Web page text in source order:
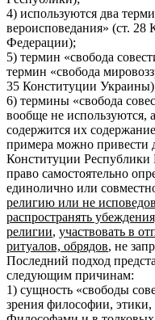
4) используются два
вероисповедания» (ст. 28
Федерации);
5) термин «свобода
термин «свобода
35 Конституции
6) термины «свобода
вообще не используются,
содержится их
примера можно привести
Конституции Республики
право самостоятельно
единолично или
религию или не
распространять
религии, участвовать в
ритуалов, обрядов, не
Последний подход
следующим причинам:
1) сущность «свободы
зрения философии,